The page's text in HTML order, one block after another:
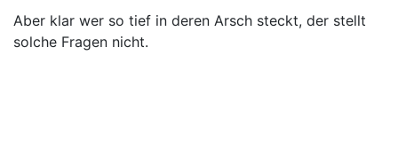
Aber klar wer so tief in deren Arsch steckt, der stellt
solche Fragen nicht.